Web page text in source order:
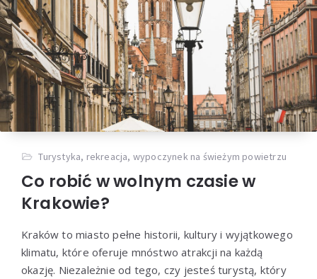
Turystyka, rekreacja, wypoczynek na świeżym powietrzu
Co robić w wolnym czasie w
Krakowie?
Kraków to miasto pełne historii, kultury i wyjątkowego
klimatu, które oferuje mnóstwo atrakcji na każdą
okazję. Niezależnie od tego, czy jesteś turystą, który